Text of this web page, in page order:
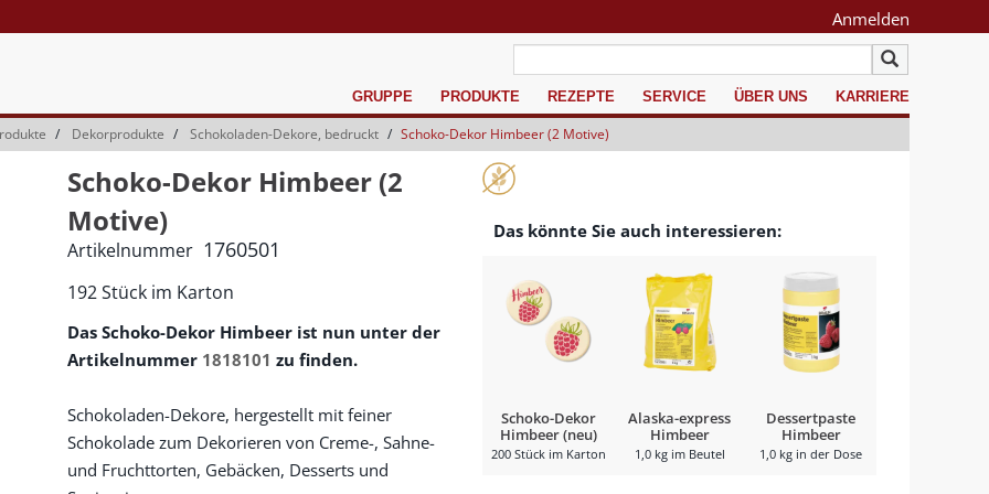
Anmelden
GRUPPE PRODUKTE REZEPTE SERVICE ÜBER UNS KARRIERE
Dekorprodukte Schokoladen-Dekore, bedruckt Schoko-Dekor Himbeer (2 Motive)
Schoko-Dekor Himbeer (2
Motive)
192 Stück im Karton
Artikelnummer 1760501
Das Schoko-Dekor Himbeer ist nun unter der
Artikelnummer 1818101 zu finden.
Schokoladen-Dekore, hergestellt mit feiner
Schokolade zum Dekorieren von Creme-, Sahne-
und Fruchttorten, Gebäcken, Desserts und
Das könnte Sie auch interessieren:
Schoko-Dekor
Himbeer (neu)
200 Stück im Karton
Alaska-express
Himbeer
1,0 kg im Beutel
Dessertpaste
Himbeer
1,0 kg in der Dose